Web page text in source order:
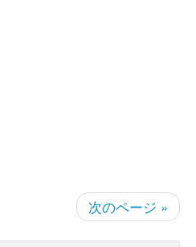
次のページ »